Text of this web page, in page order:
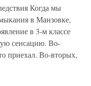
Когда мы
в Манзовке,
в 3-м классе
сенсацию. Во-
приехал. Во-вторых,